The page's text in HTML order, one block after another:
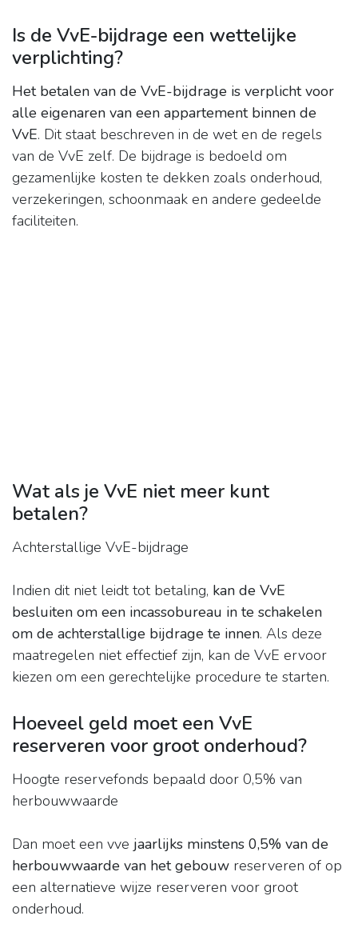
Is de VvE-bijdrage een wettelijke
verplichting?
Het betalen van de VvE-bijdrage is verplicht voor
alle eigenaren van een appartement binnen de
VvE. Dit staat beschreven in de wet en de regels
van de VvE zelf. De bijdrage is bedoeld om
gezamenlijke kosten te dekken zoals onderhoud,
verzekeringen, schoonmaak en andere gedeelde
faciliteiten.
Wat als je VvE niet meer kunt
betalen?
Achterstallige VvE-bijdrage
Indien dit niet leidt tot betaling, kan de VvE
besluiten om een incassobureau in te schakelen
om de achterstallige bijdrage te innen. Als deze
maatregelen niet effectief zijn, kan de VvE ervoor
kiezen om een gerechtelijke procedure te starten.
Hoeveel geld moet een VvE
reserveren voor groot onderhoud?
Hoogte reservefonds bepaald door 0,5% van
herbouwwaarde
Dan moet een vve jaarlijks minstens 0,5% van de
herbouwwaarde van het gebouw reserveren of op
een alternatieve wijze reserveren voor groot
onderhoud.